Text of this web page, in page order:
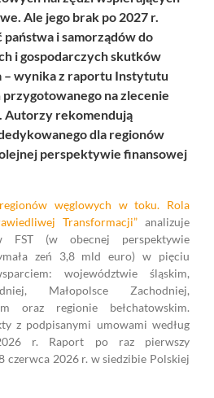
Ale jego brak po 2027 r.
państwa i samorządów do
i gospodarczych skutków
– wynika z raportu Instytutu
na zlecenie
Autorzy rekomendują
dla regionów
perspektywie finansowej
węglowych w toku. Rola
Transformacji”analizuje
FST (w obecnej perspektywie
zeń 3,8 mld euro) w pięciu
województwie śląskim,
Małopolsce Zachodniej,
oraz regionie bełchatowskim.
z podpisanymi umowami według
r. Raport po raz pierwszy
czerwca 2026 r. w siedzibie Polskiej